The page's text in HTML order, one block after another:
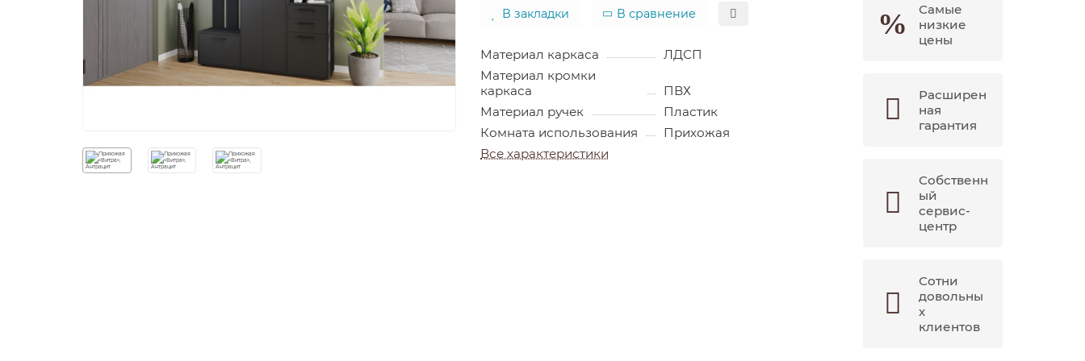
В закладки В сравнение
Материал каркаса
ЛДСП
Материал кромки
каркаса
ПВХ
Материал ручек
Пластик
Комната использования
Прихожая
Все характеристики
Самые
низкие
цены
Расширен
ная
гарантия
Собственн
ый
сервис-
центр
Сотни
довольны
х
клиентов